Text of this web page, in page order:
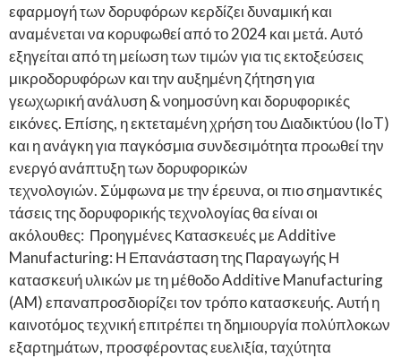
εφαρμογή των δορυφόρων κερδίζει δυναμική και
αναμένεται να κορυφωθεί από το 2024 και μετά. Αυτό
εξηγείται από τη μείωση των τιμών για τις εκτοξεύσεις
μικροδορυφόρων και την αυξημένη ζήτηση για
γεωχωρική ανάλυση & νοημοσύνη και δορυφορικές
εικόνες. Επίσης, η εκτεταμένη χρήση του Διαδικτύου (IoT)
και η ανάγκη για παγκόσμια συνδεσιμότητα προωθεί την
ενεργό ανάπτυξη των δορυφορικών
τεχνολογιών. Σύμφωνα με την έρευνα, οι πιο σημαντικές
τάσεις της δορυφορικής τεχνολογίας θα είναι οι
ακόλουθες: Προηγμένες Κατασκευές με Additive
Manufacturing: Η Επανάσταση της Παραγωγής Η
κατασκευή υλικών με τη μέθοδο Additive Manufacturing
(AM) επαναπροσδιορίζει τον τρόπο κατασκευής. Αυτή η
καινοτόμος τεχνική επιτρέπει τη δημιουργία πολύπλοκων
εξαρτημάτων, προσφέροντας ευελιξία, ταχύτητα